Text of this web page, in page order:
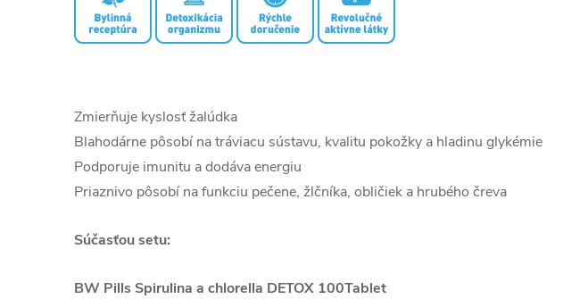
Zmierňuje kyslosť žalúdka
Blahodárne pôsobí na tráviacu sústavu, kvalitu pokožky a hladinu glykémie
Podporuje imunitu a dodáva energiu
Priaznivo pôsobí na funkciu pečene, žlčníka, obličiek a hrubého čreva
Súčasťou setu:
BW Pills Spirulina a chlorella DETOX 100Tablet